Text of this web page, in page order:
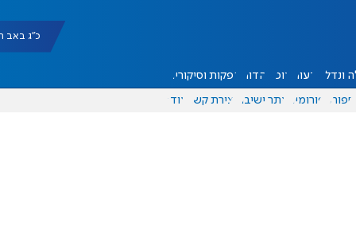
כ"ג באב תשפ"ו
ונדל"ן דעות אוכל יהדות הפקות וסיקורים
ספורט פורומים אתר ישיבה יצירת קשר עוד